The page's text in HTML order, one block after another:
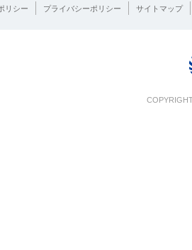
リシー プライバシーポリシー サイトマップ